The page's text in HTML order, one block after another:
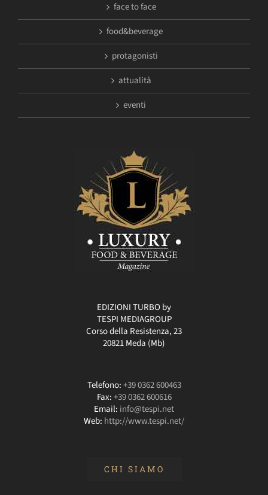
face to face
food&beverage
protagonisti
attualità
eventi
EDIZIONI TURBO by
TESPI MEDIAGROUP
Corso della Resistenza, 23
20821 Meda (Mb)
Telefono:+39 0362 600463
Fax:+39 0362 600616
Email: info@tespi.net
Web: http://www.tespi.net/
CHI SIAMO